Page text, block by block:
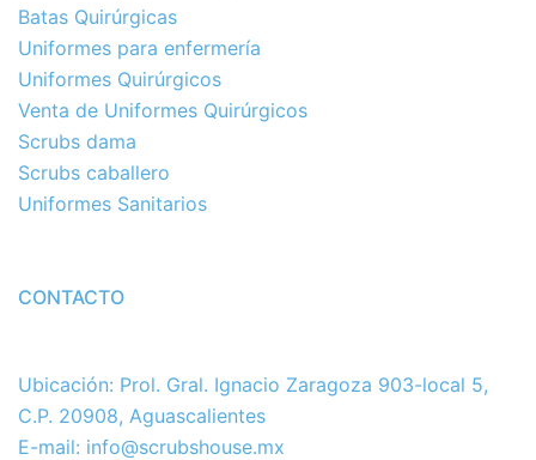
Batas Quirúrgicas
Uniformes para enfermería
Uniformes Quirúrgicos
Venta de Uniformes Quirúrgicos
Scrubs dama
Scrubs caballero
Uniformes Sanitarios
CONTACTO
Ubicación: Prol. Gral. Ignacio Zaragoza 903-local 5,
C.P. 20908, Aguascalientes
E-mail: info@scrubshouse.mx